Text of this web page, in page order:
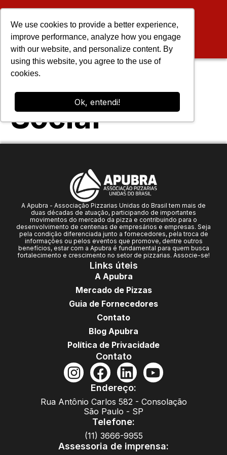
We use cookies to provide a better experience,
improve performance, analyze how you engage
with our website, and personalize content. By
using this website, you agree to the use of
cookies.
Ok, entendi!
Encontro
Social
A Apubra - Associação Pizzarias Unidas do Brasil tem mais de
duas décadas de atuação, participando de importantes
movimentos do mercado da pizza e contribuindo para o
desenvolvimento de centenas de empresários e empresas. Seja
pela condição diferenciada junto a fornecedores, pela troca de
informações ou pelos eventos que promove, dentre outros
benefícios, estar com a Apubra é fundamental para quem busca
fortalecimento e crescimento no setor de pizzarias. Associe-se!
Links úteis
A Apubra
Mercado de Pizzas
Guia de Fornecedores
Contato
Blog Apubra
Política de Privacidade
Contato
Endereço:
Rua Antônio Carlos 582 - Consolação
São Paulo - SP
Telefone:
(11) 3666-9955
Assessoria de imprensa: